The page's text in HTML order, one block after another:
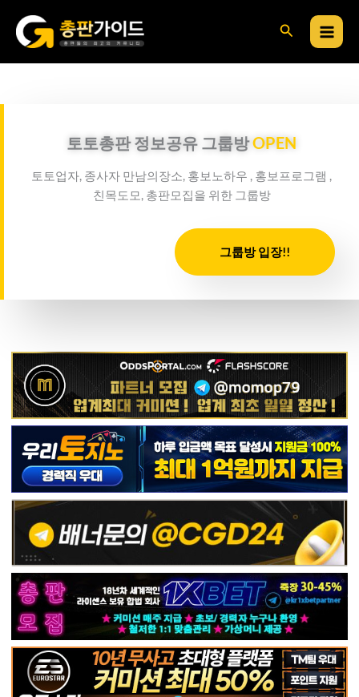
너
검
토토총판 정보공유 그룹방OPEN
토토업자, 종사자 만남의장소, 홍보노하우 , 홍보프로그램 ,
친목도모, 총판모집을 위한 그룹방
그룹방 입장!!